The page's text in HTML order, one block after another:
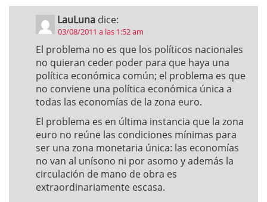
LauLuna dice:
03/08/2011 a las 1:52 am
El problema no es que los políticos nacionales
no quieran ceder poder para que haya una
política económica común; el problema es que
no conviene una política económica única a
todas las economías de la zona euro.
El problema es en última instancia que la zona
euro no reúne las condiciones mínimas para
ser una zona monetaria única: las economías
no van al unísono ni por asomo y además la
circulación de mano de obra es
extraordinariamente escasa.